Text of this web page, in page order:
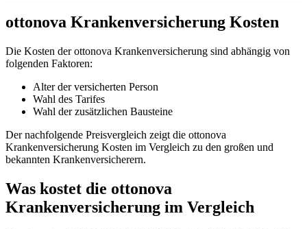
ottonova Krankenversicherung Kosten
Die Kosten der ottonova Krankenversicherung sind abhängig von
folgenden Faktoren:
Alter der versicherten Person
Wahl des Tarifes
Wahl der zusätzlichen Bausteine
Der nachfolgende Preisvergleich zeigt die ottonova
Krankenversicherung Kosten im Vergleich zu den großen und
bekannten Krankenversicherern.
Was kostet die ottonova
Krankenversicherung im Vergleich